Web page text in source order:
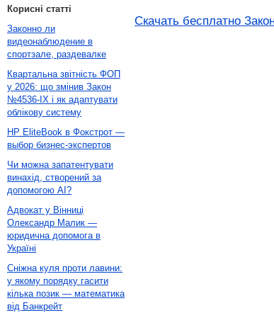
Скачать бесплатно
Корисні статті
Законно ли
видеонаблюдение в
спортзале, раздевалке
Квартальна звітність ФОП
у 2026: що змінив Закон
№4536-IX і як адаптувати
облікову систему
HP EliteBook в Фокстрот —
выбор бизнес-экспертов
Чи можна запатентувати
винахід, створений за
допомогою AI?
Адвокат у Вінниці
Олександр Малик —
юридична допомога в
Україні
Сніжна куля проти лавини:
у якому порядку гасити
кілька позик — математика
від Банкрейт